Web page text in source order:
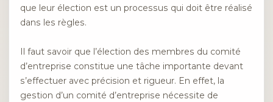
que leur élection est un processus qui doit être réalisé
dans les règles.
Il faut savoir que l’élection des membres du comité
d’entreprise constitue une tâche importante devant
s’effectuer avec précision et rigueur. En effet, la
gestion d’un comité d’entreprise nécessite de